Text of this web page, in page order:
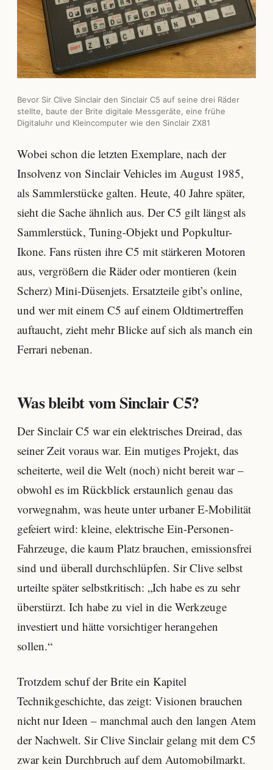
Bevor Sir Clive Sinclair den Sinclair C5 auf seine drei Räder
stellte, baute der Brite digitale Messgeräte, eine frühe
Digitaluhr und Kleincomputer wie den Sinclair ZX81
Wobei schon die letzten Exemplare, nach der
Insolvenz von Sinclair Vehicles im August 1985,
als Sammlerstücke galten. Heute, 40 Jahre später,
sieht die Sache ähnlich aus. Der C5 gilt längst als
Sammlerstück, Tuning-Objekt und Popkultur-
Ikone. Fans rüsten ihre C5 mit stärkeren Motoren
aus, vergrößern die Räder oder montieren (kein
Scherz) Mini-Düsenjets. Ersatzteile gibt’s online,
und wer mit einem C5 auf einem Oldtimertreffen
auftaucht, zieht mehr Blicke auf sich als manch ein
Ferrari nebenan.
Was bleibt vom Sinclair C5?
Der Sinclair C5 war ein elektrisches Dreirad, das
seiner Zeit voraus war. Ein mutiges Projekt, das
scheiterte, weil die Welt (noch) nicht bereit war –
obwohl es im Rückblick erstaunlich genau das
vorwegnahm, was heute unter urbaner E-Mobilität
gefeiert wird: kleine, elektrische Ein-Personen-
Fahrzeuge, die kaum Platz brauchen, emissionsfrei
sind und überall durchschlüpfen. Sir Clive selbst
urteilte später selbstkritisch: „Ich habe es zu sehr
überstürzt. Ich habe zu viel in die Werkzeuge
investiert und hätte vorsichtiger herangehen
sollen.“
Trotzdem schuf der Brite ein Kapitel
Technikgeschichte, das zeigt: Visionen brauchen
nicht nur Ideen – manchmal auch den langen Atem
der Nachwelt. Sir Clive Sinclair gelang mit dem C5
zwar kein Durchbruch auf dem Automobilmarkt.